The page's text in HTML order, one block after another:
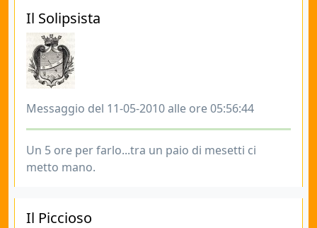
Il Solipsista
Messaggio del 11-05-2010 alle ore 05:56:44
Un 5 ore per farlo...tra un paio di mesetti ci
metto mano.
Il Piccioso